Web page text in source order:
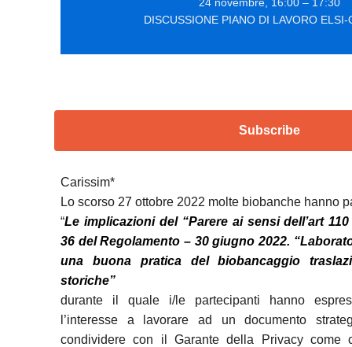
DISCUSSIONE PIANO DI LAVORO ELSI-
Subscribe
Carissim*
Lo scorso 27 ottobre 2022 molte biobanche hanno
“Le implicazioni del “Parere ai sensi dell’art
36 del Regolamento – 30 giugno 2022.
una buona pratica del biobancaggio
storiche”
durante il quale i/le partecipanti hanno
l’interesse a lavorare ad un documento
condividere con il Garante della Privacy come